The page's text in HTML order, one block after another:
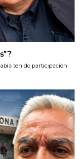
tenido participación